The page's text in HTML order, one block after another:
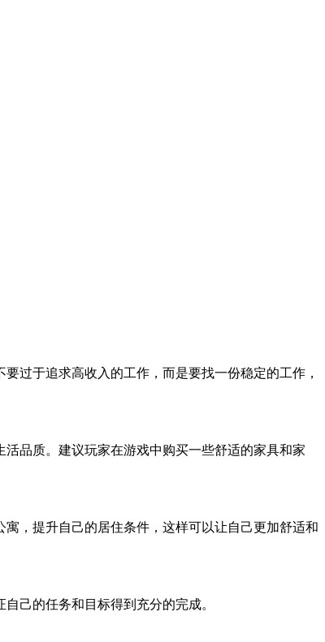
过于追求高收入的工作，而是要找一份稳定的工作，
品质。建议玩家在游戏中购买一些舒适的家具和家
，提升自己的居住条件，这样可以让自己更加舒适和
己的任务和目标得到充分的完成。